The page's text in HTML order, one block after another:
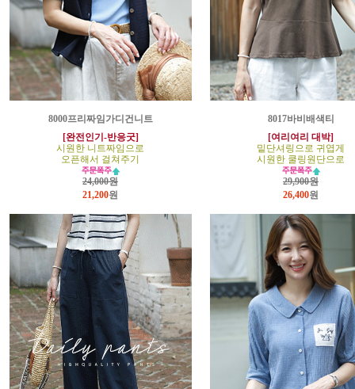
8000프리짜임가디건니트
[완전인기-반응굿]
시원한 니트짜임으로
오픈해서 걸쳐주기
24,000원
21,200원
8017바비배색티
[여리여리 대박]
밑단셔링으로 귀엽게
시원한 쿨링원단으로
29,900원
26,400원